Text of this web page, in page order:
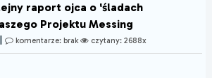
raport ojca o 'śladach
Projektu Messing
komentarze: brak czytany: 2688x